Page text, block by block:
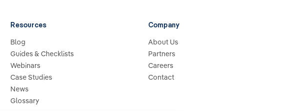
Resources
Blog
Guides & Checklists
Webinars
Case Studies
News
Glossary
Company
About Us
Partners
Careers
Contact